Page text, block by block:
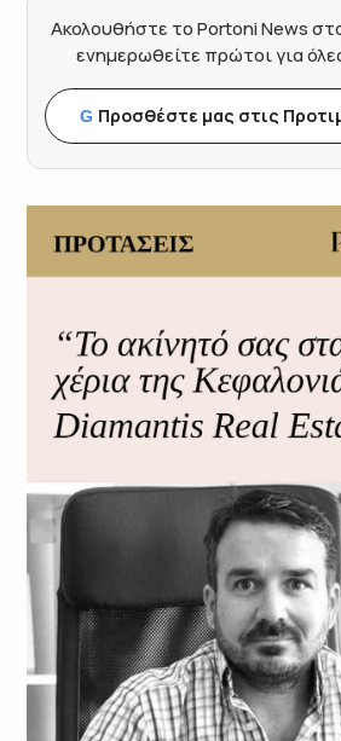
Ακολουθήστε το Portoni News
ενημερωθείτε πρώτοι για
G Προσθέστε μας στις